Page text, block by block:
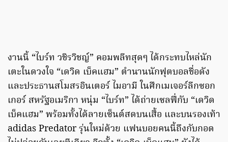
งานนี้ “ไบร์ท วชิรวิชญ์” คอมพลีทสุดๆ ได้กระทบไหล่นัก
เตะในดวงใจ “เดวิด เบ็คแฮม” ตำนานนักฟุตบอลชื่อดัง
และประธานสโมสรอินเตอร์ ไมอามี ในศึกเมเจอร์ลีกซอก
เกอร์ สหรัฐอเมริกา หนุ่ม “ไบร์ท” ได้ถ่ายเซลฟี่กับ “เดวิด
เบ็คแฮม” พร้อมทั้งได้ลายเซ็นต์สดบนเสื้อ และบนรองเท้า
adidas Predator รุ่นใหม่ด้วย แฟนบอยคนนี้ถึงกับกอด